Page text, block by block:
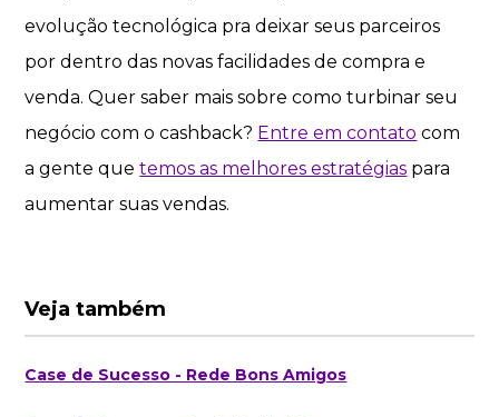
evolução tecnológica pra deixar seus parceiros
por dentro das novas facilidades de compra e
venda. Quer saber mais sobre como turbinar seu
negócio com o cashback? Entre em contato com
a gente quetemos as melhores estratégias para
aumentar suas vendas.
Veja também
Case de Sucesso - Rede Bons Amigos